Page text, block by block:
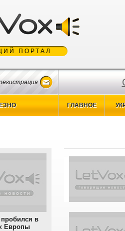
ПОРТАЛ
ГЛАВНОЕ
в
Европы